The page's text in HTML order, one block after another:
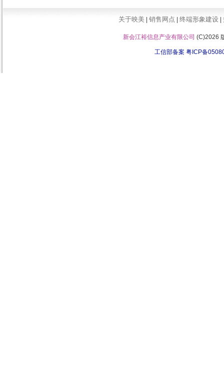
关于映美 销售网点 终端形象建设
新会江裕信息产业有限公司 (C)2026
工信部备案 粤ICP备